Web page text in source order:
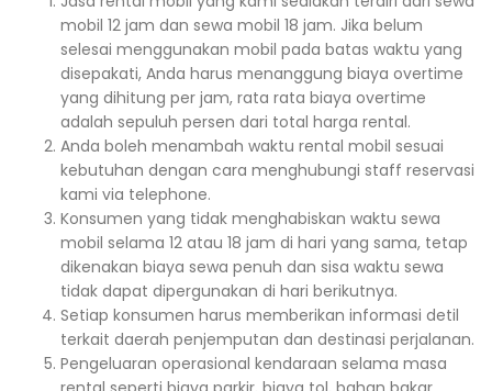
mobil 12 jam dan sewa mobil 18 jam. Jika belum
selesai menggunakan mobil pada batas waktu yang
disepakati, Anda harus menanggung biaya overtime
yang dihitung per jam, rata rata biaya overtime
adalah sepuluh persen dari total harga rental.
Anda boleh menambah waktu rental mobil sesuai
kebutuhan dengan cara menghubungi staff reservasi
kami via telephone.
Konsumen yang tidak menghabiskan waktu sewa
mobil selama 12 atau 18 jam di hari yang sama, tetap
dikenakan biaya sewa penuh dan sisa waktu sewa
tidak dapat dipergunakan di hari berikutnya.
Setiap konsumen harus memberikan informasi detil
terkait daerah penjemputan dan destinasi perjalanan.
Pengeluaran operasional kendaraan selama masa